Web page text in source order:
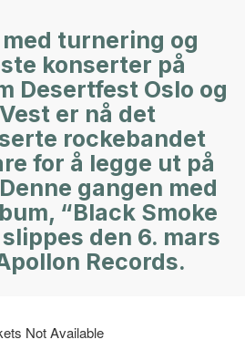
turnering og
konserter på
Desertfest Oslo og
er nå det
rockebandet
for å legge ut på
gangen med
“Black Smoke
den 6. mars
Records.
Not Available